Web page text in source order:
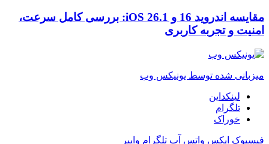
مقایسه اندروید 16 و iOS 26.1: بررسی کامل سرعت،
امنیت و تجربه کاربری
میزبانی شده توسط یونیکس وب
لینکداین
تلگرام
خوراک
فیسبوک ایکس واتس آپ تلگرام وایبر